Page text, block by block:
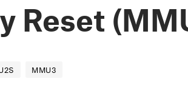
Reset
MMU3